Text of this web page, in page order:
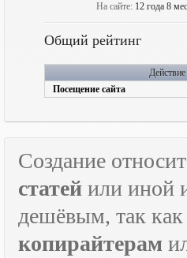
На сайте: 12 года 8
Общий рейтинг
Действие
Посещение сайта
Создание
статей или иной
дешёвым, так как
копирайтерам